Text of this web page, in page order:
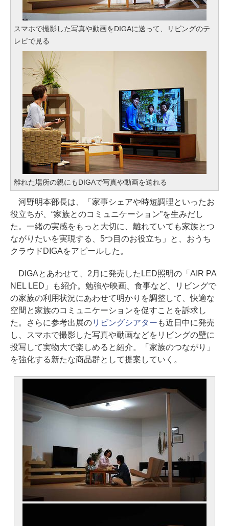
スマホで撮影した写真や動画をDIGAに送って、リビングのテ
レビで見る
離れた場所の親にもDIGAで写真や動画を送れる
河野明本部長は、「家事シェアや時短調理といったお
役立ちが、“家族とのコミュニケーション”を生みだし
た。一緒の実感をもっと大切に、離れていても家族とつ
ながりたいを実現する、5つ目のお役立ち」と、おうち
クラウドDIGAをアピールした。
DIGAとあわせて、2月に発売したLED照明の「AIR PA
NEL LED」も紹介。勉強や映画、食事など、リビングで
の家族の利用状況にあわせて明かりを調整して、快適な
空間と家族のコミュニケーションを促すことを訴求し
た。さらに参考出展のリビングシアター も近日中に発売
し、スマホで撮影した写真や動画などをリビングの壁に
投写して実物大で楽しめると紹介。「家族のつながり」
を強化する新たな商品群として提案していく。